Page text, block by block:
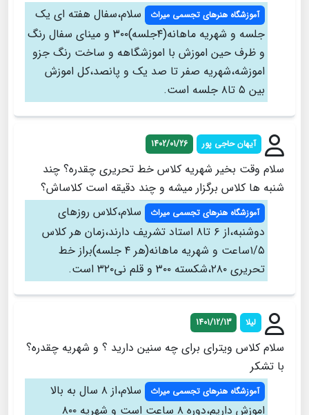
آموزشگاه هنرهای تجسمی میراث
سلام،سفال هفته ای یک
جلسه و شهریه ماهانه(۴جلسه)۳۰۰ و مینای سفال رنگ
و ظرف حین اموزش با اموزشگاهه و ساخت رنگ جزو
اموزشه،شهریه صفر تا صد یک و پانصد،کل اموزش
بین ۵ تا۸ جلسه است.
آیهان حاجی پور 1402/01/26
سلام وقت بخیر شهریه کلاس خط تحریری چقدره؟ چند
شنبه ها کلاس برگزار میشه و چند دقیقه است کلاساش؟
آموزشگاه هنرهای تجسمی میراث
سلام،کلاس روزهای
دوشنبه،از ۶ تا۸ استاد تشریف دارند،زمان هر کلاس
۱/۵ساعت و شهریه ماهانه(هر ۴ جلسه)براز خط
تحریری ۲۸۰،شکسته ۳۰۰ و قلم نی۳۲۰ است.
لیلا 1401/12/13
سلام کلاس ویترای برای چه سنین دارید ؟ و شهریه چقدره؟
با تشکر
آموزشگاه هنرهای تجسمی میراث
سلام،از ۸ سال به بالا
اموزش داریم،دوره ۸ ساعت است و شهریه ۸۰۰